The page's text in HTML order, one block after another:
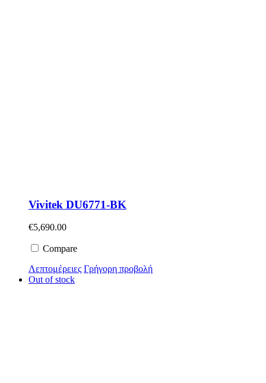
Vivitek DU6771-BK
€5,690.00
Compare
Λεπτομέρειες Γρήγορη προβολή
Out of stock